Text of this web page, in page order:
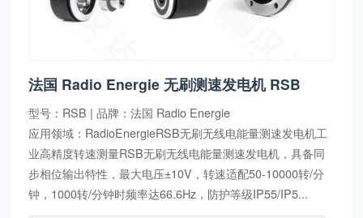
法国 Radio Energie 无刷测速发电机 RSB
型号：RSB | 品牌：法国 Radio Energie
应用领域：RadioEnergieRSB无刷无线电能量测速发电机工
业高精度转速测量RSB无刷无线电能量测速发电机，具备同
步相位输出特性，最大电压±10V，转速适配50-10000转/分
钟，1000转/分钟时频率达66.6Hz，防护等级IP55/IP5...